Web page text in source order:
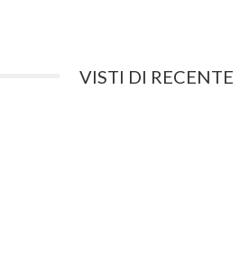
VISTI DI RECENTE